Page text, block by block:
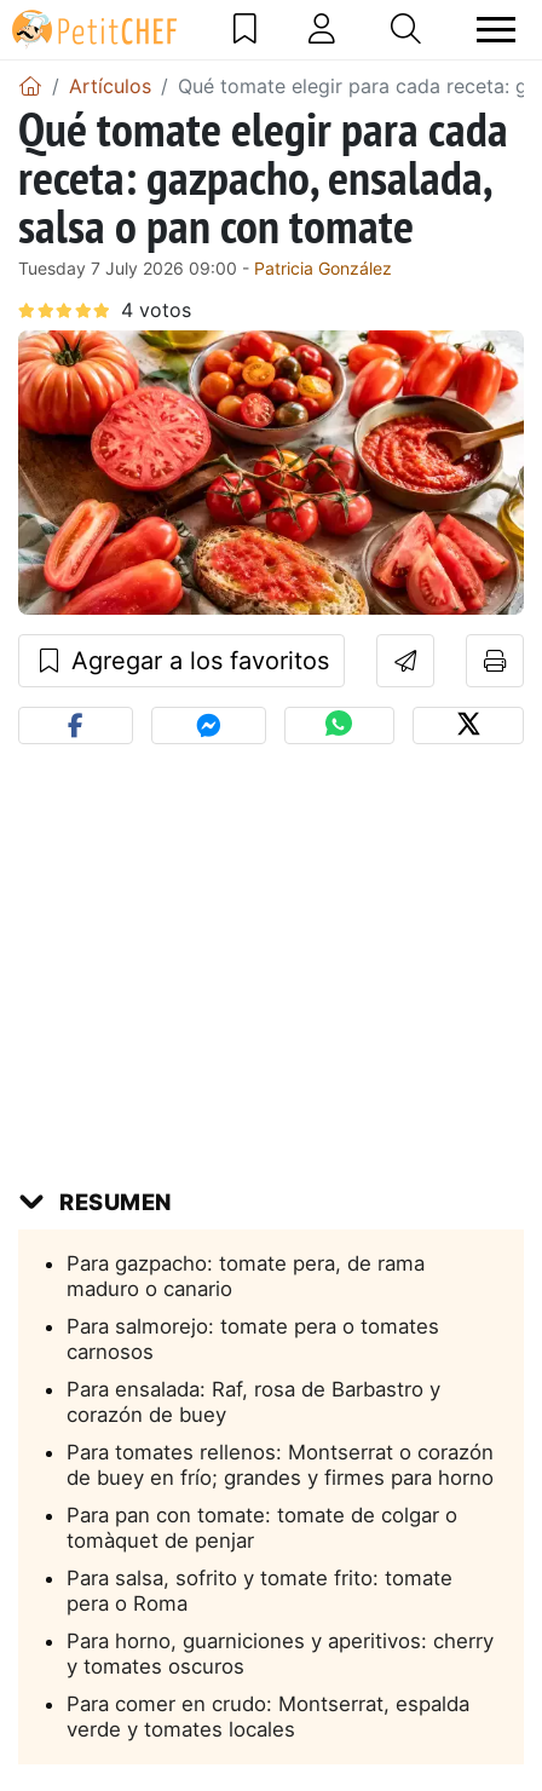
Artículos Qué tomate elegir para cada receta:
Qué tomate elegir para cada
receta: gazpacho, ensalada,
salsa o pan con tomate
Tuesday 7 July 2026 09:00 - Patricia González
Agregar a los favoritos
RESUMEN
Para gazpacho: tomate pera, de rama
maduro o canario
Para salmorejo: tomate pera o tomates
carnosos
Para ensalada: Raf, rosa de Barbastro y
corazón de buey
Para tomates rellenos: Montserrat o corazón
de buey en frío; grandes y firmes para horno
Para pan con tomate: tomate de colgar o
tomàquet de penjar
Para salsa, sofrito y tomate frito: tomate
pera o Roma
Para horno, guarniciones y aperitivos: cherry
y tomates oscuros
Para comer en crudo: Montserrat, espalda
verde y tomates locales